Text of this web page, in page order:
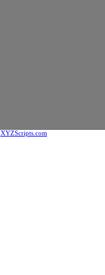
XYZScripts.com